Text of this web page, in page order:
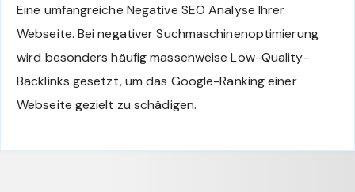
Eine umfangreiche Negative SEO Analyse Ihrer
Webseite. Bei negativer Suchmaschinenoptimierung
wird besonders häufig massenweise Low-Quality-
Backlinks gesetzt, um das Google-Ranking einer
Webseite gezielt zu schädigen.